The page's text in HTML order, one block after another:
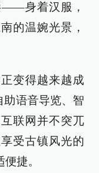
——身着汉服，
的温婉光景，
变得越来越成
助语音导览、智
联网并不突兀
受古镇风光的
捷。